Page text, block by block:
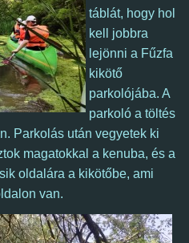
táblát, hogy hol
kell jobbra
lejönni a Fűzfa
kikötő
parkolójába. A
parkoló a töltés
Parkolás után vegyetek ki
magatokkal a kenuba, és a
oldalára a kikötőbe, ami
van.